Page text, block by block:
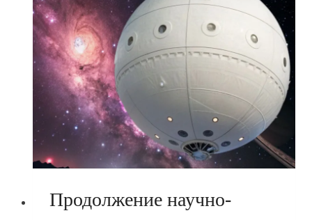
уроки
русского
языка
по
методике
О.Соболевой:
Со-
мнения
в
кругу
Продолжение научно-